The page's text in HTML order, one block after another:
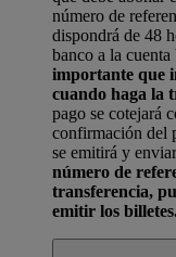
número de
dispondrá de 48
banco a la
importante que
cuando haga la
pago se cotejará
confirmación del
se emitirá y
número de
transferencia,
emitir los